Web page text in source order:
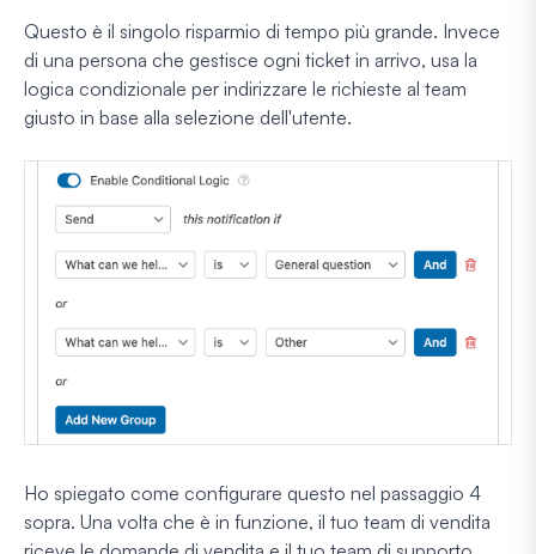
Questo è il singolo risparmio di tempo più grande. Invece
di una persona che gestisce ogni ticket in arrivo, usa la
logica condizionale per indirizzare le richieste al team
giusto in base alla selezione dell'utente.
Ho spiegato come configurare questo nel passaggio 4
sopra. Una volta che è in funzione, il tuo team di vendita